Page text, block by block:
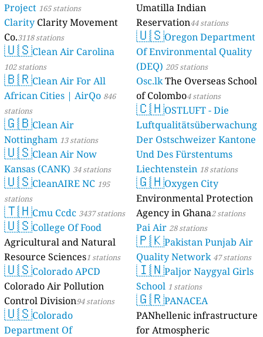
Project 165 stations
Clarity Clarity Movement
Co.3118 stations
🇺🇸Clean Air Carolina
102 stations
🇧🇷Clean Air For All
African Cities | AirQo 846
stations
🇬🇧Clean Air
Nottingham 13 stations
🇺🇸Clean Air Now
Kansas (CANK) 34 stations
🇺🇸CleanAIRE NC 195
stations
🇹🇭Cmu Ccdc 3437 stations
🇺🇸College Of Food
Agricultural and Natural
Resource Sciences1 stations
🇺🇸Colorado APCD
Colorado Air Pollution
Control Division94 stations
🇺🇸Colorado
Department Of
Umatilla Indian
Reservation44 stations
🇺🇸Oregon Department
Of Environmental Quality
(DEQ) 205 stations
Osc.lkThe Overseas School
of Colombo4 stations
🇨🇭OSTLUFT - Die
Luftqualitätsüberwachung
Der Ostschweizer Kantone
Und Des Fürstentums
Liechtenstein 18 stations
🇬🇭Oxygen City
Environmental Protection
Agency in Ghana2 stations
Pai Air 28 stations
🇵🇰Pakistan Punjab Air
Quality Network 47 stations
🇮🇳Paljor Naygyal Girls
School 1 stations
🇬🇷PANACEA
PANhellenic infrastructure
for Atmospheric